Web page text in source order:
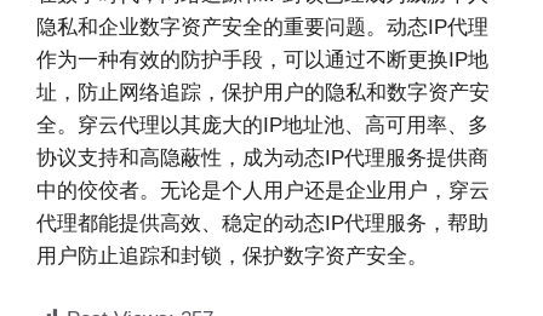
隐私和企业数字资产安全的重要问题。动态IP代理
作为一种有效的防护手段，可以通过不断更换IP地
址，防止网络追踪，保护用户的隐私和数字资产安
全。穿云代理以其庞大的IP地址池、高可用率、多
协议支持和高隐蔽性，成为动态IP代理服务提供商
中的佼佼者。无论是个人用户还是企业用户，穿云
代理都能提供高效、稳定的动态IP代理服务，帮助
用户防止追踪和封锁，保护数字资产安全。